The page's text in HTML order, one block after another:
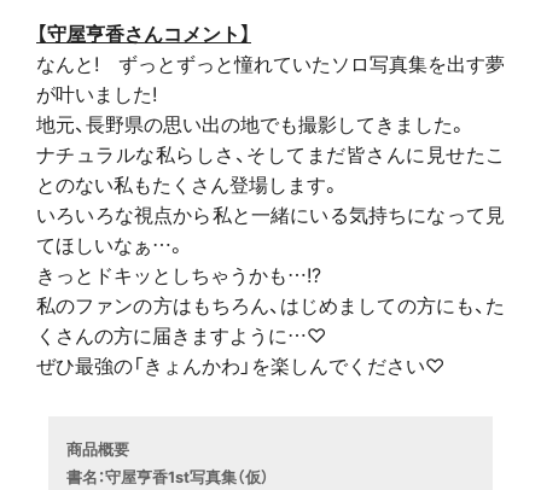
【守屋亨香さんコメント】
なんと! ずっとずっと憧れていたソロ写真集を出す夢
が叶いました!
地元、長野県の思い出の地でも撮影してきました。
ナチュラルな私らしさ、そしてまだ皆さんに見せたこ
とのない私もたくさん登場します。
いろいろな視点から私と一緒にいる気持ちになって見
てほしいなぁ…。
きっとドキッとしちゃうかも…!?
私のファンの方はもちろん、はじめましての方にも、た
くさんの方に届きますように…♡
ぜひ最強の「きょんかわ」を楽しんでください♡
商品概要
書名：守屋亨香1st写真集（仮）